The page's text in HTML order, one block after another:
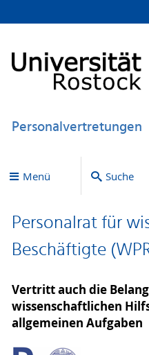
Personalvertretungen
Menü Suche
Personalrat für
Beschäftigte
Vertritt auch die
wissenschaftlichen
allgemeinen Aufgaben